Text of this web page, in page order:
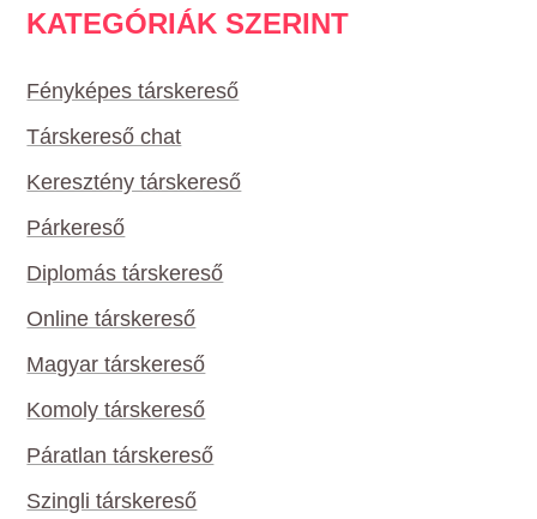
KATEGÓRIÁK SZERINT
Fényképes társkereső
Társkereső chat
Keresztény társkereső
Párkereső
Diplomás társkereső
Online társkereső
Magyar társkereső
Komoly társkereső
Páratlan társkereső
Szingli társkereső